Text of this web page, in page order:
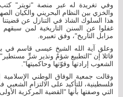
وفي تغريدة له عبر منصة "تويتر" كتب
والخزي بين النظام البحريني والكيان
هذا السلوك الشاذ في التنازل عن قضيتنا
غفلوا عن السنن التاريخية لمن
مزابل التاريخ"، وفق تعبيره.
قائلا إن "التطبيع شؤمٌ ونذير شرٍّ
الشعوب إرادتها وقوّتها وحاكميتها".
وقالت جمعية الوفاق الوطني
فلسطينية، للتأكيد على الالتزام الشعبي
التي وصفتها بأنها "القضية المركزية